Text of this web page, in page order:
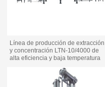
Línea de producción de extracción
y concentración LTN-10/4000 de
alta eficiencia y baja temperatura